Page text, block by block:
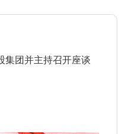
集团并主持召开座谈